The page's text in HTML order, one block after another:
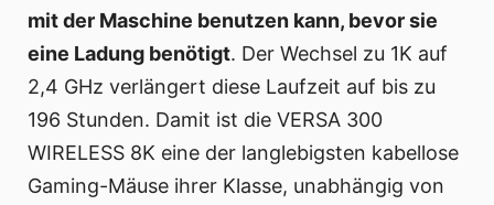
mit der Maschine benutzen kann, bevor sie
eine Ladung benötigt. Der Wechsel zu 1K auf
2,4 GHz verlängert diese Laufzeit auf bis zu
196 Stunden. Damit ist die VERSA 300
WIRELESS 8K eine der langlebigsten kabellose
Gaming-Mäuse ihrer Klasse, unabhängig von